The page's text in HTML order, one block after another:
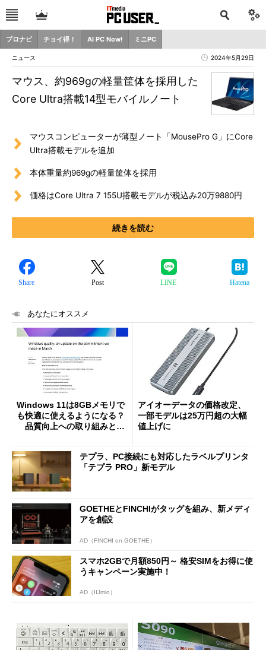
プロナビ チョイ得！ AI PC Now! ミニPC
ニュース 2024年5月29日
マウス、約969gの軽量筐体を採用した
Core Ultra搭載14型モバイルノート
マウスコンピューターが薄型ノート「MousePro G」にCore
Ultra搭載モデルを追加
本体重量約969gの軽量筐体を採用
価格はCore Ultra 7 155U搭載モデルが税込み20万9880円
続きを読む
Share Post LINE Hatena
あなたにオススメ
Windows 11は8GBメモリで
も快適に使えるようになる？
品質向上への取り組みと
アイオーデータの価格改定、
一部モデルは25万円超の大幅
値上げに
テプラ、PC接続にも対応したラベルプリンタ
「テプラ PRO」新モデル
GOETHEとFINCHIがタッグを組み、新メディ
アを創設
AD（FINCHI on GOETHE）
スマホ2GBで月額850円～ 格安SIMをお得に使
うキャンペーン実施中！
AD（IIJmio）